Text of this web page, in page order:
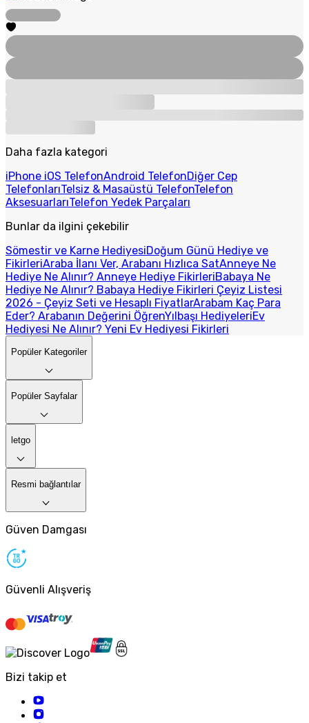
Daha fazla kategori
iPhone iOS TelefonAndroid TelefonDiğer Cep
TelefonlarıTelsiz & Masaüstü TelefonTelefon
AksesuarlarıTelefon Yedek Parçaları
Bunlar da ilgini çekebilir
Sömestir ve Karne HediyesiDoğum Günü Hediye ve
FikirleriAraba İlanı Ver, Arabanı Hızlıca SatAnneye Ne
Hediye Ne Alınır? Anneye Hediye FikirleriBabaya Ne
Hediye Ne Alınır? Babaya Hediye Fikirleri Çeyiz Listesi
2026 - Çeyiz Seti ve Hesaplı FiyatlarArabam Kaç Para
Eder? Arabanın Değerini ÖğrenYılbaşı HediyeleriEv
Hediyesi Ne Alınır? Yeni Ev Hediyesi Fikirleri
Popüler Kategoriler
Popüler Sayfalar
letgo
Resmi bağlantılar
Güven Damgası
Güvenli Alışveriş
Bizi takip et